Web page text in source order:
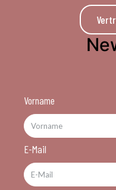
Vorname
E-Mail